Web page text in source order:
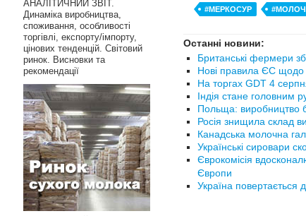
#МЕРКОСУР
Останні новини:
Британські фермери
Нові правила ЄС щодо
На торгах GDT 4
Індія стане головним
Польща: виробництво
Росія знищила склад
Канадська молочна
Українські сировари
Єврокомісія
Європи
Україна повертається
АНАЛІТИЧНИЙ ЗВІТ.
Динаміка виробництва,
споживання, особливості
торгівлі, експорту/імпорту,
цінових тенденцій. Світовий
ринок. Висновки та
рекомендації